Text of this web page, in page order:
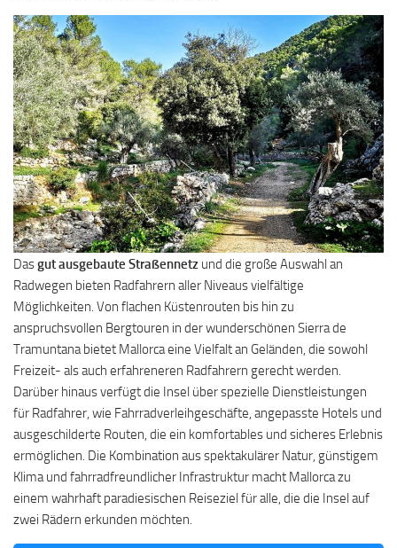
Dasgut ausgebaute Straßennetz und die große Auswahl an
Radwegen bieten Radfahrern aller Niveaus vielfältige
Möglichkeiten. Von flachen Küstenrouten bis hin zu
anspruchsvollen Bergtouren in der wunderschönen Sierra de
Tramuntana bietet Mallorca eine Vielfalt an Geländen, die sowohl
Freizeit- als auch erfahreneren Radfahrern gerecht werden.
Darüber hinaus verfügt die Insel über spezielle Dienstleistungen
für Radfahrer, wie Fahrradverleihgeschäfte, angepasste Hotels und
ausgeschilderte Routen, die ein komfortables und sicheres Erlebnis
ermöglichen. Die Kombination aus spektakulärer Natur, günstigem
Klima und fahrradfreundlicher Infrastruktur macht Mallorca zu
einem wahrhaft paradiesischen Reiseziel für alle, die die Insel auf
zwei Rädern erkunden möchten.